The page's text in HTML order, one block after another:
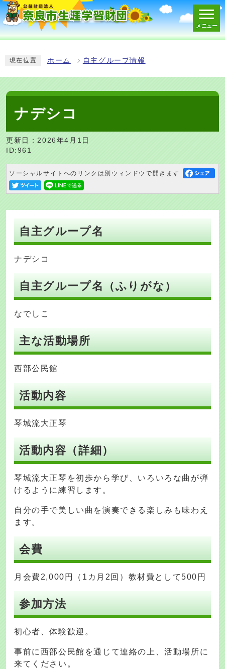
メニュー
現在位置 ホーム 自主グループ情報
ナデシコ
更新日：2026年4月1日
ID:961
ソーシャルサイトへのリンクは別ウィンドウで開きます
自主グループ名
ナデシコ
自主グループ名（ふりがな）
なでしこ
主な活動場所
西部公民館
活動内容
琴城流大正琴
活動内容（詳細）
琴城流大正琴を初歩から学び、いろいろな曲が弾
けるように練習します。
自分の手で美しい曲を演奏できる楽しみも味わえ
ます。
会費
月会費2,000円（1カ月2回）教材費として500円
参加方法
初心者、体験歓迎。
事前に西部公民館を通じて連絡の上、活動場所に
来てください。